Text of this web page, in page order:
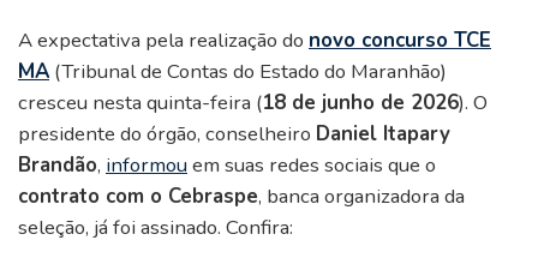
A expectativa pela realização do novo concurso TCE
MA (Tribunal de Contas do Estado do Maranhão)
cresceu nesta quinta-feira (18 de junho de 2026). O
presidente do órgão, conselheiro Daniel Itapary
Brandão, informouem suas redes sociais que o
contrato com o Cebraspe, banca organizadora da
seleção, já foi assinado. Confira: